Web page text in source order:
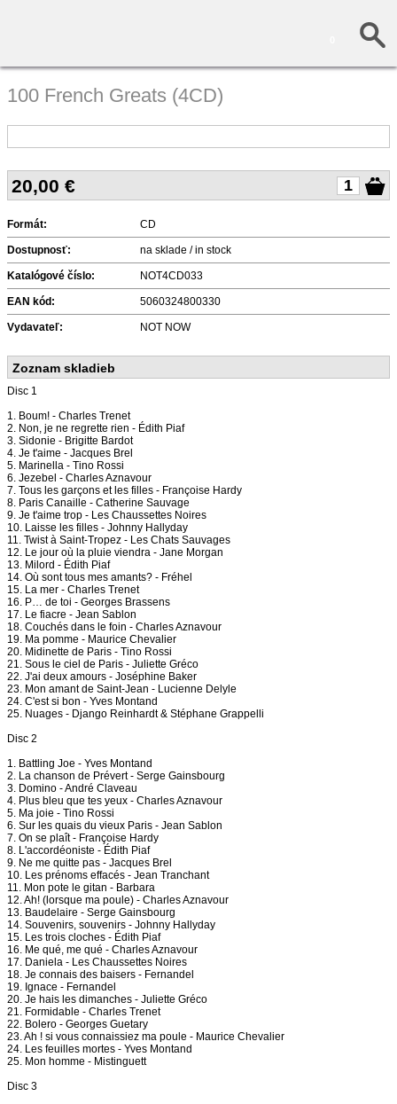
100 French Greats (4CD)
20,00 €
Formát: CD
Dostupnosť: na sklade / in stock
Katalógové číslo: NOT4CD033
EAN kód: 5060324800330
Vydavateľ: NOT NOW
Zoznam skladieb
Disc 1
1. Boum! - Charles Trenet
2. Non, je ne regrette rien - Édith Piaf
3. Sidonie - Brigitte Bardot
4. Je t'aime - Jacques Brel
5. Marinella - Tino Rossi
6. Jezebel - Charles Aznavour
7. Tous les garçons et les filles - Françoise Hardy
8. Paris Canaille - Catherine Sauvage
9. Je t'aime trop - Les Chaussettes Noires
10. Laisse les filles - Johnny Hallyday
11. Twist à Saint-Tropez - Les Chats Sauvages
12. Le jour où la pluie viendra - Jane Morgan
13. Milord - Édith Piaf
14. Où sont tous mes amants? - Fréhel
15. La mer - Charles Trenet
16. P… de toi - Georges Brassens
17. Le fiacre - Jean Sablon
18. Couchés dans le foin - Charles Aznavour
19. Ma pomme - Maurice Chevalier
20. Midinette de Paris - Tino Rossi
21. Sous le ciel de Paris - Juliette Gréco
22. J'ai deux amours - Joséphine Baker
23. Mon amant de Saint-Jean - Lucienne Delyle
24. C'est si bon - Yves Montand
25. Nuages - Django Reinhardt & Stéphane Grappelli
Disc 2
1. Battling Joe - Yves Montand
2. La chanson de Prévert - Serge Gainsbourg
3. Domino - André Claveau
4. Plus bleu que tes yeux - Charles Aznavour
5. Ma joie - Tino Rossi
6. Sur les quais du vieux Paris - Jean Sablon
7. On se plaît - Françoise Hardy
8. L'accordéoniste - Édith Piaf
9. Ne me quitte pas - Jacques Brel
10. Les prénoms effacés - Jean Tranchant
11. Mon pote le gitan - Barbara
12. Ah! (lorsque ma poule) - Charles Aznavour
13. Baudelaire - Serge Gainsbourg
14. Souvenirs, souvenirs - Johnny Hallyday
15. Les trois cloches - Édith Piaf
16. Me qué, me qué - Charles Aznavour
17. Daniela - Les Chaussettes Noires
18. Je connais des baisers - Fernandel
19. Ignace - Fernandel
20. Je hais les dimanches - Juliette Gréco
21. Formidable - Charles Trenet
22. Bolero - Georges Guetary
23. Ah ! si vous connaissiez ma poule - Maurice Chevalier
24. Les feuilles mortes - Yves Montand
25. Mon homme - Mistinguett
Disc 3